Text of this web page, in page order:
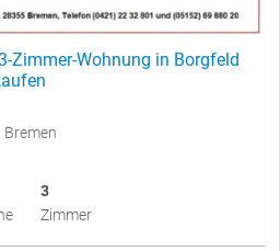
Zimmer-Wohnung in Borgfeld
3
Zimmer